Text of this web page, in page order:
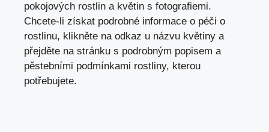
pokojových rostlin a květin s fotografiemi.
Chcete-li získat podrobné informace o péči o
rostlinu, klikněte na odkaz u názvu květiny a
přejděte na stránku s podrobným popisem a
pěstebními podmínkami rostliny, kterou
potřebujete.